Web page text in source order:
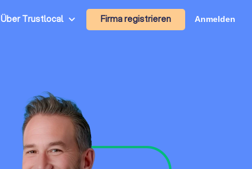
Über Trustlocal Firma registrieren Anmelden